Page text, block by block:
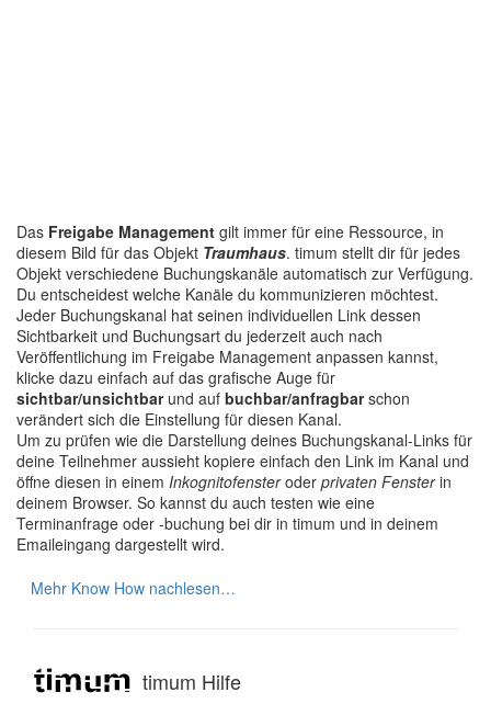
Das Freigabe Management gilt immer für eine Ressource, in
diesem Bild für das Objekt Traumhaus. timum stellt dir für jedes
Objekt verschiedene Buchungskanäle automatisch zur Verfügung.
Du entscheidest welche Kanäle du kommunizieren möchtest.
Jeder Buchungskanal hat seinen individuellen Link dessen
Sichtbarkeit und Buchungsart du jederzeit auch nach
Veröffentlichung im Freigabe Management anpassen kannst,
klicke dazu einfach auf das grafische Auge für
sichtbar/unsichtbarund auf buchbar/anfragbarschon
verändert sich die Einstellung für diesen Kanal.
Um zu prüfen wie die Darstellung deines Buchungskanal-Links für
deine Teilnehmer aussieht kopiere einfach den Link im Kanal und
öffne diesen in einem Inkognitofensteroder privaten Fensterin
deinem Browser. So kannst du auch testen wie eine
Terminanfrage oder -buchung bei dir in timum und in deinem
Emaileingang dargestellt wird.
Mehr Know How nachlesen…
timum Hilfe